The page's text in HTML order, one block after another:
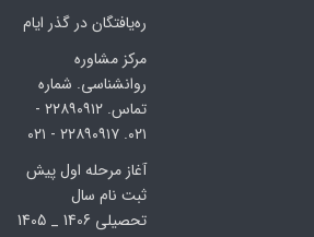
ره‌یافتگان در گذر ایام
مرکز مشاوره
روانشناسی. شماره
تماس. ۲۲۸۹۰۹۱۲ -
۰۲۱. ۲۲۸۹۰۹۱۷ - ۰۲۱
آغاز مرحله اول پیش
ثبت نام سال
تحصیلی 1406 _ 1405